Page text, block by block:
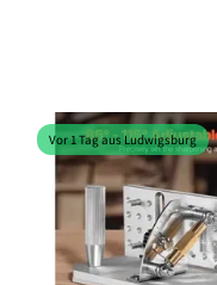
Vor 1 Tag aus Ludwigsburg